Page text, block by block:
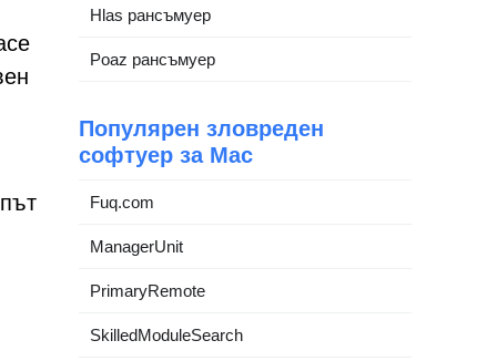
Hlas рансъмуер
Poaz рансъмуер
Популярен зловреден
софтуер за Mac
Fuq.com
ManagerUnit
PrimaryRemote
SkilledModuleSearch